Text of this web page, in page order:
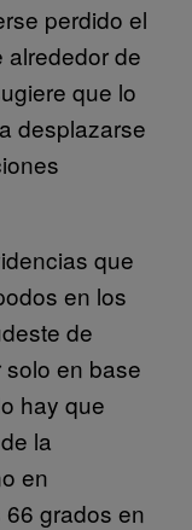
perdido el
alrededor de
que lo
desplazarse
que
en los
de
en base
hay que
la
en
grados en